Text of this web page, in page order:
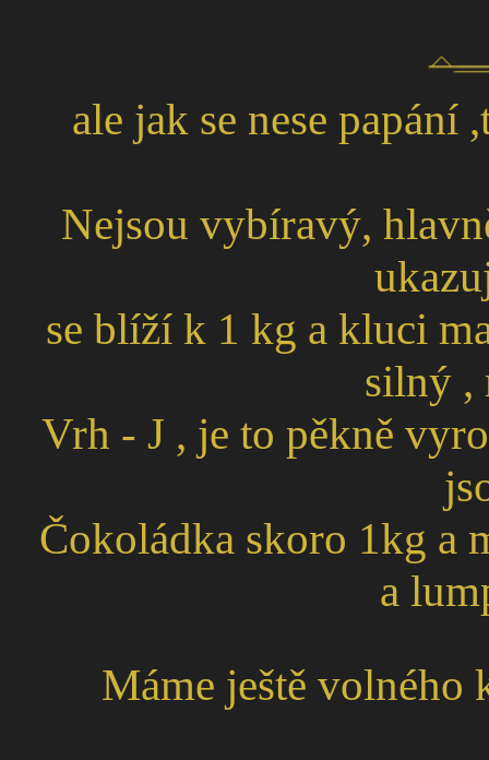
ale jak se nese
Nejsou vybíravý,
se blíží k 1 kg a kluci
silný ,
Vrh - J , je to pěkně
Čokoládka skoro 1kg a
a
Máme ještě volného